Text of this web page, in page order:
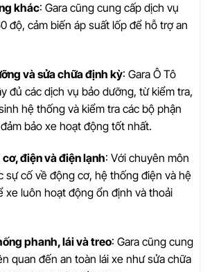
khác: Gara cũng cung cấp dịch vụ
độ, cảm biến áp suất lốp để hỗ trợ an
và sửa chữa định kỳ: Gara Ô Tô
đủ các dịch vụ bảo dưỡng, từ kiểm tra,
hệ thống và kiểm tra các bộ phận
bảo xe hoạt động tốt nhất.
điện và điện lạnh: Với chuyên môn
sự cố về động cơ, hệ thống điện và hệ
xe luôn hoạt động ổn định và thoải
phanh, lái và treo: Gara cũng cung
quan đến an toàn lái xe như sửa chữa